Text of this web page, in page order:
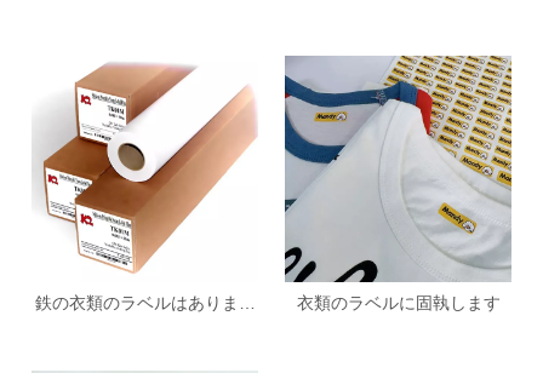
鉄の衣類のラベルはありませ
衣類のラベルに固執します